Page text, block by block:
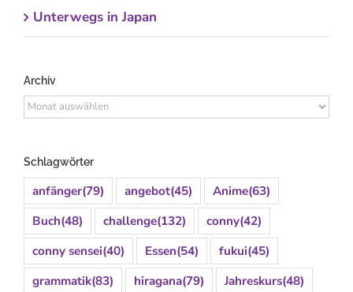
Unterwegs in Japan
Archiv
Archiv
Schlagwörter
anfänger(79) angebot(45) Anime(63)
Buch(48) challenge(132) conny(42)
conny sensei(40) Essen(54) fukui(45)
grammatik(83) hiragana(79) Jahreskurs(48)